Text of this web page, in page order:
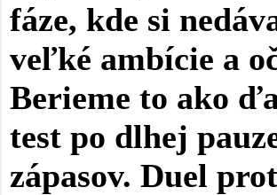
fáze, kde si
veľké ambície a
Berieme to ako
test po dlhej
zápasov. Duel